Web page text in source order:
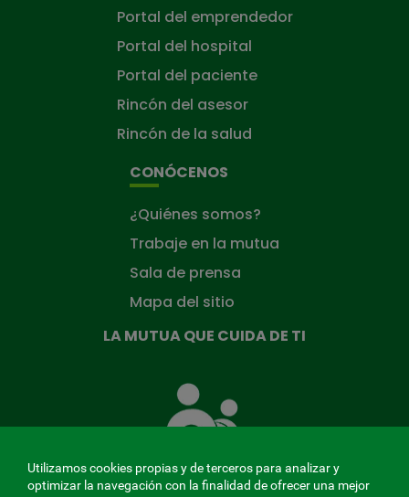
Portal del emprendedor
Portal del hospital
Portal del paciente
Rincón del asesor
Rincón de la salud
CONÓCENOS
¿Quiénes somos?
Trabaje en la mutua
Sala de prensa
Mapa del sitio
LA MUTUA QUE CUIDA DE TI
Mutua
que
Utilizamos cookies propias y de terceros para analizar y
optimizar la navegación con la finalidad de ofrecer una mejor